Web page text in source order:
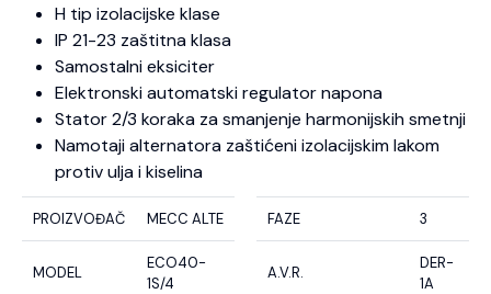
H tip izolacijske klase
IP 21-23 zaštitna klasa
Samostalni eksiciter
Elektronski automatski regulator napona
Stator 2/3 koraka za smanjenje harmonijskih smetnji
Namotaji alternatora zaštićeni izolacijskim lakom
protiv ulja i kiselina
PROIZVOĐAČ MECC ALTE
MODEL
ECO40-
1S/4
FAZE 3
A.V.R.
DER-
1A